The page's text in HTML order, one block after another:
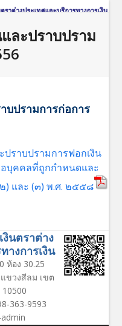
ละปราบปราม
ปรามการก่อการ
ราบปรามการฟอกเงิน
อบุคคลที่ถูกกำหนดและ
) และ (๓) พ.ศ. ๒๕๕๘
นตราต่าง
างการเงิน
ห้อง 30.25
ขวงสีลม เขต
363-9593